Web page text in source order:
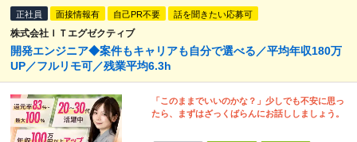
正社員 面接情報有 自己PR不要 話を聞きたい応募可
株式会社ＩＴエグゼクティブ
開発エンジニア◆案件もキャリアも自分で選べる／平均年収180万
UP／フルリモ可／残業平均6.3h
「このままでいいのかな？」少しでも不安に思っ
たら、まずはざっくばらんにお話ししましょう。